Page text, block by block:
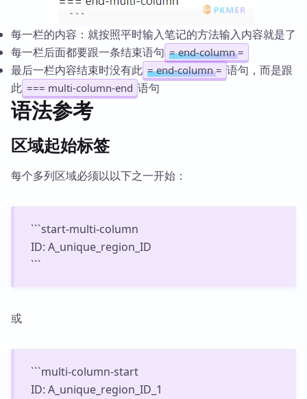
每一栏的内容：就按照平时输入笔记的方法输入内容就是了
每一栏后面都要跟一条结束语句 = end-column=
最后一栏内容结束时没有此 = end-column= 语句，而是跟
此 === multi-column-end 语句
语法参考
区域起始标签
每个多列区域必须以以下之一开始：
```start-multi-column
ID: A_unique_region_ID
```
或
```multi-column-start
ID: A_unique_region_ID_1